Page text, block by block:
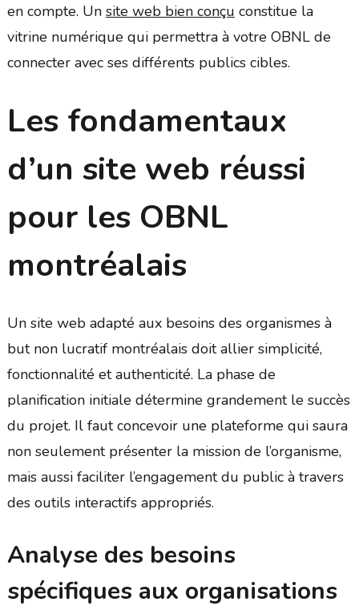
en compte. Un site web bien conçu constitue la
vitrine numérique qui permettra à votre OBNL de
connecter avec ses différents publics cibles.
Les fondamentaux
d’un site web réussi
pour les OBNL
montréalais
Un site web adapté aux besoins des organismes à
but non lucratif montréalais doit allier simplicité,
fonctionnalité et authenticité. La phase de
planification initiale détermine grandement le succès
du projet. Il faut concevoir une plateforme qui saura
non seulement présenter la mission de l’organisme,
mais aussi faciliter l’engagement du public à travers
des outils interactifs appropriés.
Analyse des besoins
spécifiques aux organisations